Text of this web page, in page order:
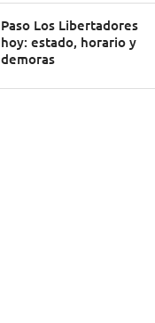
Paso Los Libertadores
hoy: estado, horario y
demoras